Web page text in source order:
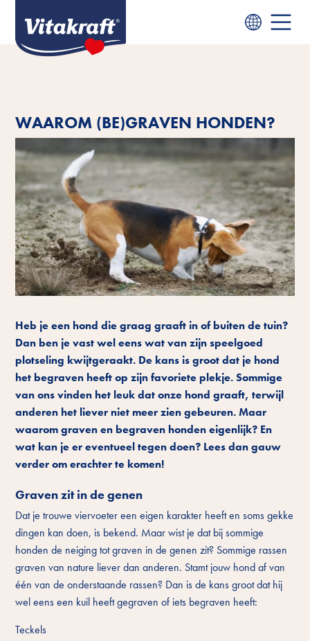
WAAROM (BE)GRAVEN HONDEN?
Heb je een hond die graag graaft in of buiten de tuin?
Dan ben je vast wel eens wat van zijn speelgoed
plotseling kwijtgeraakt. De kans is groot dat je hond
het begraven heeft op zijn favoriete plekje. Sommige
van ons vinden het leuk dat onze hond graaft, terwijl
anderen het liever niet meer zien gebeuren. Maar
waarom graven en begraven honden eigenlijk? En
wat kan je er eventueel tegen doen? Lees dan gauw
verder om erachter te komen!
Graven zit in de genen
Dat je trouwe viervoeter een eigen karakter heeft en soms gekke
dingen kan doen, is bekend. Maar wist je dat bij sommige
honden de neiging tot graven in de genen zit? Sommige rassen
graven van nature liever dan anderen. Stamt jouw hond af van
één van de onderstaande rassen? Dan is de kans groot dat hij
wel eens een kuil heeft gegraven of iets begraven heeft:
Teckels